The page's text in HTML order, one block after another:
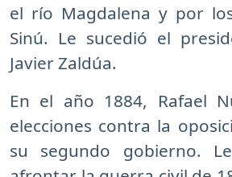
el río Magdalena y por
Sinú. Le sucedió el
Javier Zaldúa.
En el año 1884, Rafael
elecciones contra la
su segundo gobierno.